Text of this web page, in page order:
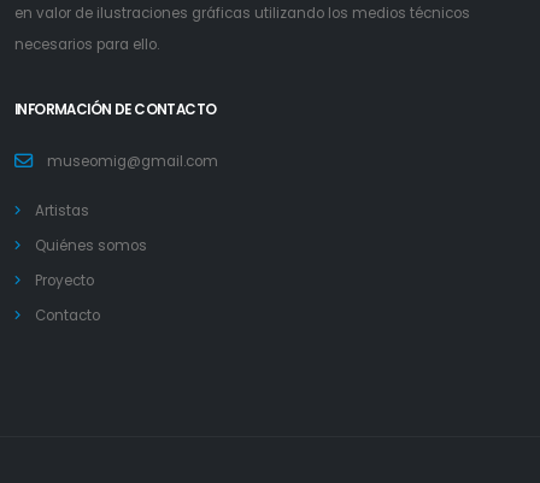
en valor de ilustraciones gráficas utilizando los medios técnicos
necesarios para ello.
INFORMACIÓN DE CONTACTO
museomig@gmail.com
Artistas
Quiénes somos
Proyecto
Contacto